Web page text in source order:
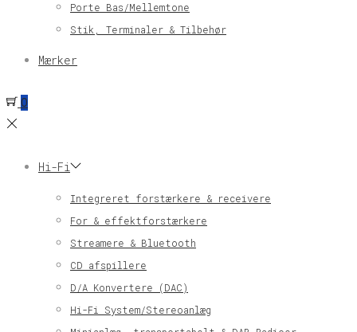
Porte Bas/Mellemtone
Stik, Terminaler & Tilbehør
Mærker
0
Hi-Fi
Integreret forstærkere & receivere
For & effektforstærkere
Streamere & Bluetooth
CD afspillere
D/A Konvertere (DAC)
Hi-Fi System/Stereoanlæg